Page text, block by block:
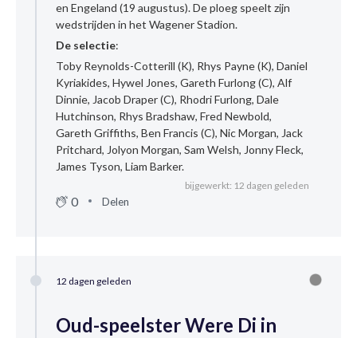
en Engeland (19 augustus). De ploeg speelt zijn
wedstrijden in het Wagener Stadion.
De selectie:
Toby Reynolds-Cotterill (K), Rhys Payne (K), Daniel
Kyriakides, Hywel Jones, Gareth Furlong (C), Alf
Dinnie, Jacob Draper (C), Rhodri Furlong, Dale
Hutchinson, Rhys Bradshaw, Fred Newbold,
Gareth Griffiths, Ben Francis (C), Nic Morgan, Jack
Pritchard, Jolyon Morgan, Sam Welsh, Jonny Fleck,
James Tyson, Liam Barker.
bijgewerkt: 12 dagen geleden
0 Delen
12 dagen geleden
Oud-speelster Were Di in